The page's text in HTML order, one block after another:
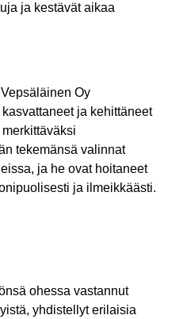
ja kestävät aikaa
Oy
ja kehittäneet
tekemänsä valinnat
ja he ovat hoitaneet
ja ilmeikkäästi.
ohessa vastannut
yhdistellyt erilaisia